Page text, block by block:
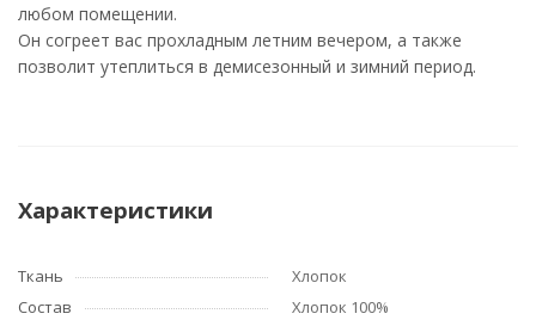
любом помещении.
Он согреет вас прохладным летним вечером, а также
позволит утеплиться в демисезонный и зимний период.
Характеристики
Ткань
Хлопок
Состав
Хлопок 100%